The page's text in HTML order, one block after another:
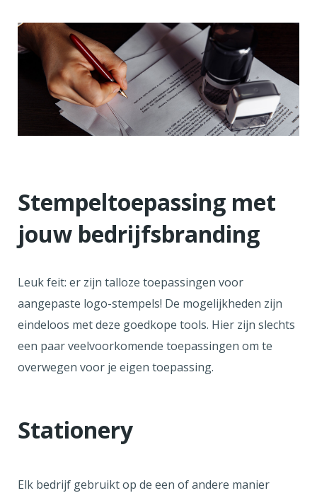
Stempeltoepassing met
jouw bedrijfsbranding
Leuk feit: er zijn talloze toepassingen voor
aangepaste logo-stempels! De mogelijkheden zijn
eindeloos met deze goedkope tools. Hier zijn slechts
een paar veelvoorkomende toepassingen om te
overwegen voor je eigen toepassing.
Stationery
Elk bedrijf gebruikt op de een of andere manier